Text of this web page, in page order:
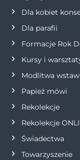
a
w
p
i
s
u
Dla kobiet
Dla parafii
Formacje Rok
Kursy i
Modlitwa
Papież mówi
Rekolekcje
Rekolekcje
Świadectwa
Towarzyszenie